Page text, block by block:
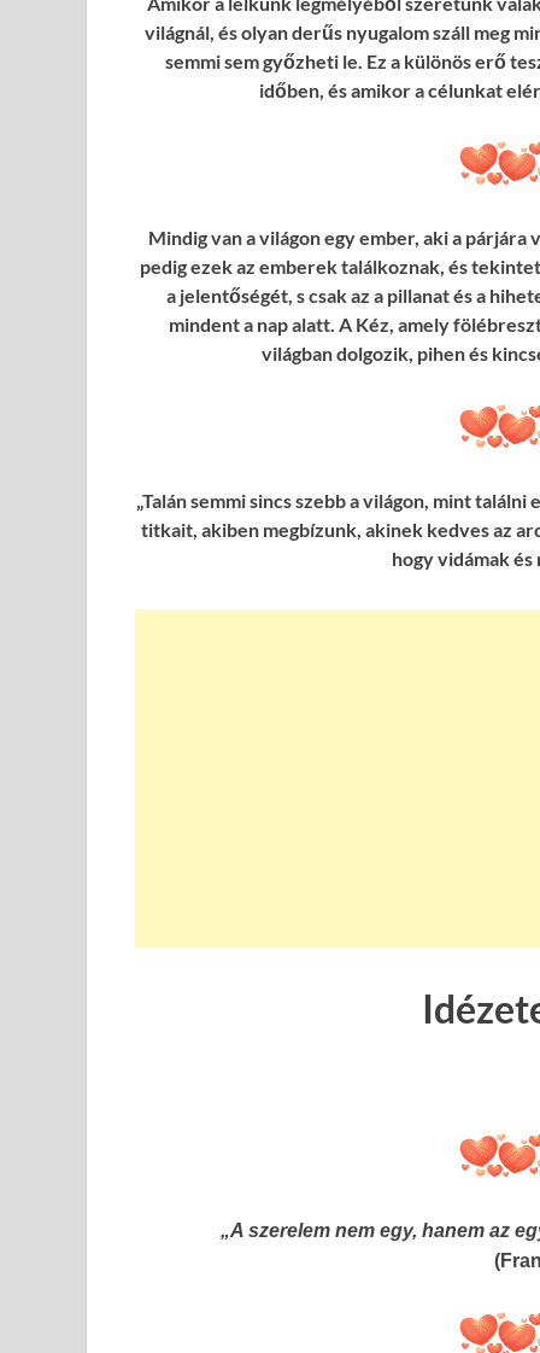
világnál, és olyan derűs nyugalom száll meg
semmi sem győzheti le. Ez a különös erő
időben, és amikor a célunkat
Mindig van a világon egy ember, aki a
pedig ezek az emberek találkoznak, és
a jelentőségét, s csak az a pillanat és a
mindent a nap alatt. A Kéz, amely
világban dolgozik, pihen és
„Talán semmi sincs szebb a világon, mint
titkait, akiben megbízunk, akinek kedves az
hogy vidámak és
„A szerelem nem egy, hanem az